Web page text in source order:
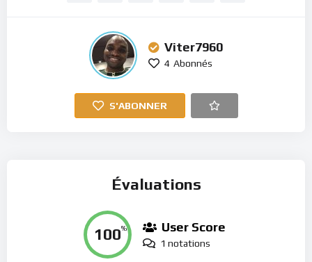
Viter7960
4 Abonnés
S'ABONNER
Évaluations
100% User Score
1 notations